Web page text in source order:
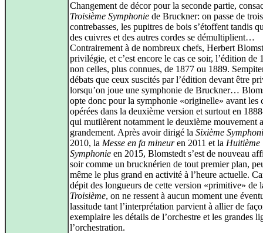
Changement de décor pour la seconde partie,
Troisième Symphonie de Bruckner: on passe de
contrebasses, les pupitres de bois s’étoffent tandis
des cuivres et des autres cordes se démultiplient…
Contrairement à de nombreux chefs, Herbert
privilégie, et c’est encore le cas ce soir, l’édition de
non celles, plus connues, de 1877 ou 1889.
débats que ceux suscités par l’édition devant être
lorsqu’on joue une symphonie de Bruckner…
opte donc pour la symphonie «originelle» avant les
opérées dans la deuxième version et surtout en
qui mutilèrent notamment le deuxième mouvement
grandement. Après avoir dirigé la Sixième
2010, la Messe en fa mineuren 2011 et la Huitième
Symphonie en 2015, Blomstedt s’est de nouveau
soir comme un brucknérien de tout premier plan,
même le plus grand en activité à l’heure actuelle.
dépit des longueurs de cette version «primitive» de
Troisième, on ne ressent à aucun moment une
lassitude tant l’interprétation parvient à allier de
exemplaire les détails de l’orchestre et les grandes
l’orchestration.